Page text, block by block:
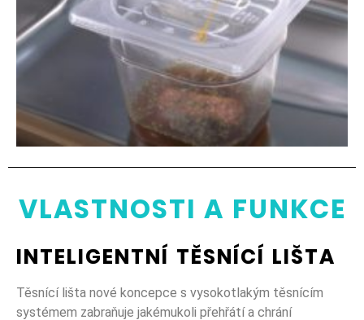
VLASTNOSTI A FUNKCE
INTELIGENTNÍ TĚSNÍCÍ LIŠTA
Těsnící lišta nové koncepce s vysokotlakým těsnícím
systémem zabraňuje jakémukoli přehřátí a chrání